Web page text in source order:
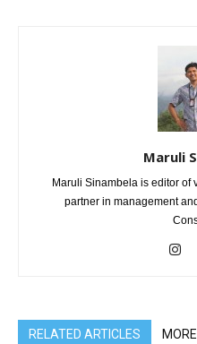
Maruli
Maruli Sinambela is editor of
partner in management
RELATED ARTICLES